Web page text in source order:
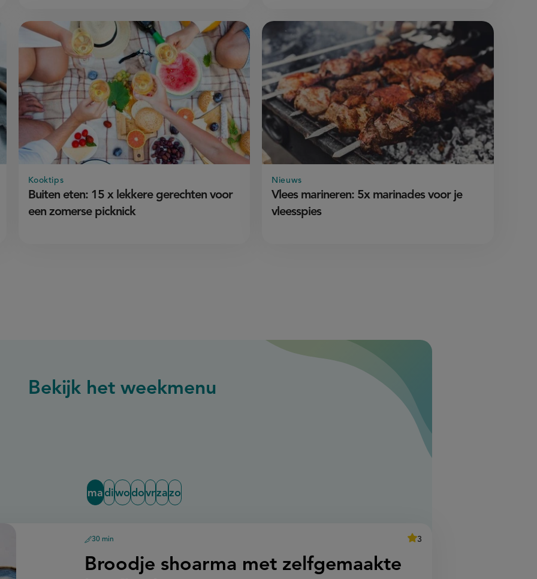
Buiten eten: 15 x lekkere gerechten voor
een zomerse picknick
Kooktips
Vlees marineren: 5x marinades voor je
vleesspies
Nieuws
Bekijk het weekmenu
ma diwo dovrzazo
Maandag:
Broodje shoarma met zelfgemaakte
voorbereidingstijd
30 min
average
3
Beoordeel